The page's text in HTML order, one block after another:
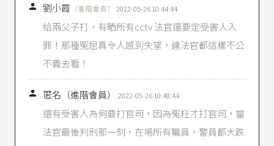
最高法院48年台上字第1982號民事判決
院86年度台上字第511號民事判決。
最高法院51年台上字第223號民事判例：「慰藉金
之賠償須以人格權遭遇侵害，使精神上受有痛苦
為必要，其核給之標準固與財產上損害之計算不
同，然非不可斟酌雙方身分資力與加害程度，及
其他各種情形核定相當之數額，原審對於被上訴
人所受之名譽損害有如何痛苦情事，並未究明，
若僅以上訴人之誣告為賠償依據，則案經判處上
訴人罪刑，是非明白，被上訴人似亦無甚痛苦之
 劉小霞 （進階會員） 2022-05-26 10:44:44
給兩父子打，有晒所有cctv 法官還要定受害人入
罪！那種冤屈真令人感到失望，連法官都這樣不公
不義去看！
 匿名（進階會員） 2022-05-26 10:48:44
還有受害人為何要打官司，因為冤枉才打官司，當
法官最後判刑那一刻，在場所有職員，警員都大跌